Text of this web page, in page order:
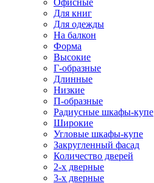
Офисные
Для книг
Для одежды
На балкон
Форма
Высокие
Г-образные
Длинные
Низкие
П-образные
Радиусные шкафы-купе
Широкие
Угловые шкафы-купе
Закругленный фасад
Количество дверей
2-х дверные
3-х дверные